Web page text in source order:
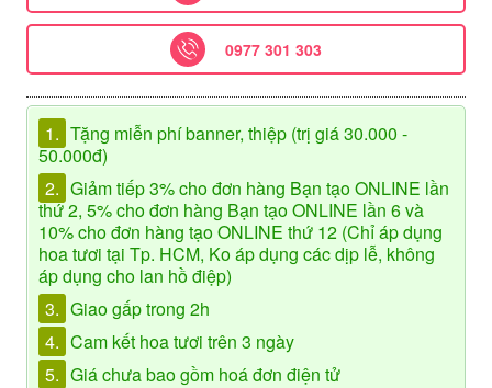
0977 301 303
1. Tặng miễn phí banner, thiệp (trị giá 30.000 -
50.000đ)
2. Giảm tiếp 3% cho đơn hàng Bạn tạo ONLINE lần
thứ 2, 5% cho đơn hàng Bạn tạo ONLINE lần 6 và
10% cho đơn hàng tạo ONLINE thứ 12 (Chỉ áp dụng
hoa tươi tại Tp. HCM, Ko áp dụng các dịp lễ, không
áp dụng cho lan hồ điệp)
3. Giao gấp trong 2h
4. Cam kết hoa tươi trên 3 ngày
5. Giá chưa bao gồm hoá đơn điện tử